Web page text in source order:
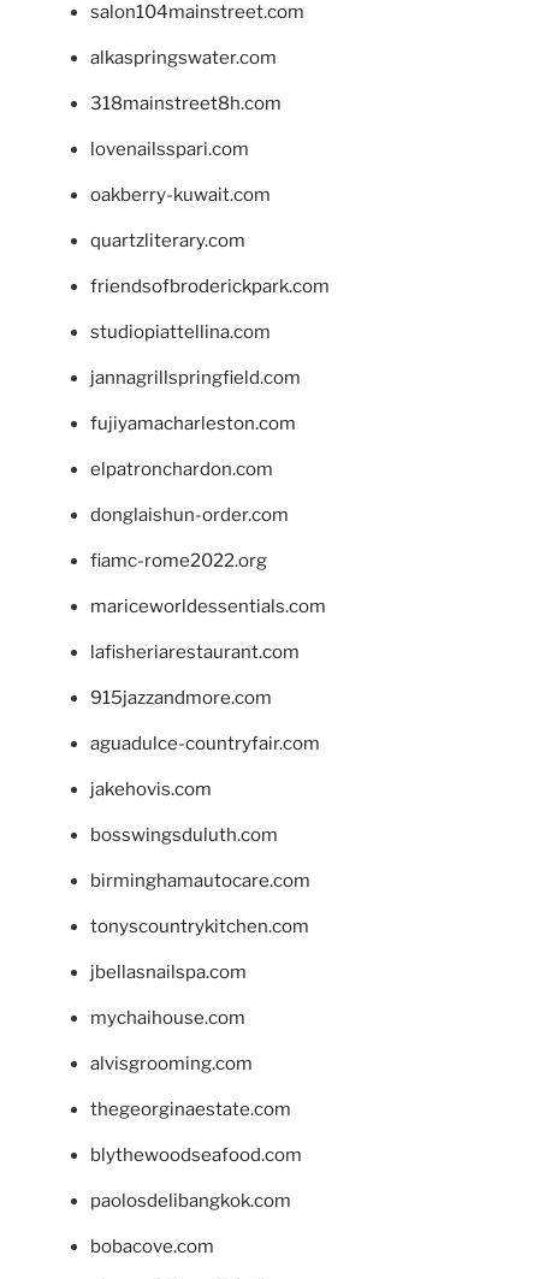
salon104mainstreet.com
alkaspringswater.com
318mainstreet8h.com
lovenailsspari.com
oakberry-kuwait.com
quartzliterary.com
friendsofbroderickpark.com
studiopiattellina.com
jannagrillspringfield.com
fujiyamacharleston.com
elpatronchardon.com
donglaishun-order.com
fiamc-rome2022.org
mariceworldessentials.com
lafisheriarestaurant.com
915jazzandmore.com
aguadulce-countryfair.com
jakehovis.com
bosswingsduluth.com
birminghamautocare.com
tonyscountrykitchen.com
jbellasnailspa.com
mychaihouse.com
alvisgrooming.com
thegeorginaestate.com
blythewoodseafood.com
paolosdelibangkok.com
bobacove.com